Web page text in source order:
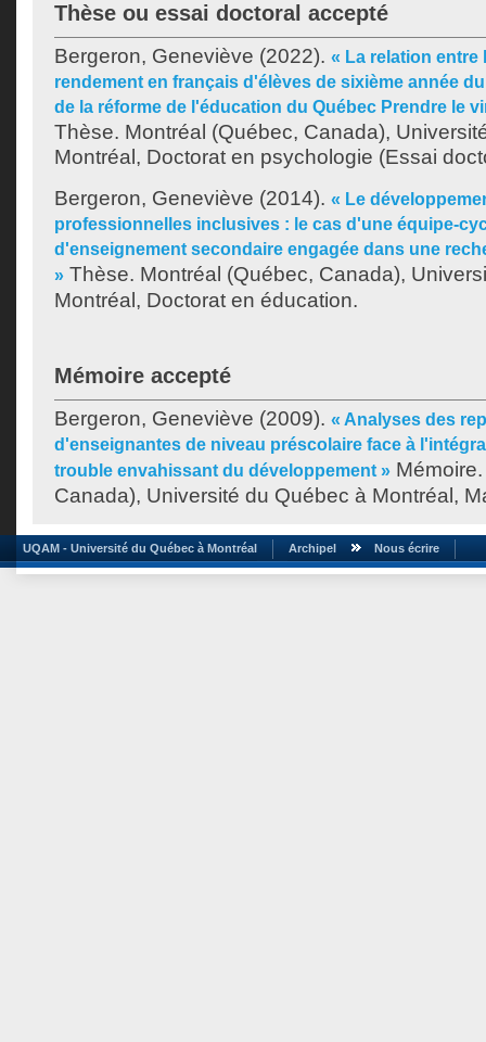
Thèse ou essai doctoral accepté
Bergeron, Geneviève (2022). « La relation entre
rendement en français d'élèves de sixième année
de la réforme de l'éducation du Québec Prendre le
Thèse. Montréal (Québec, Canada),
Montréal, Doctorat en psychologie (Essai
Bergeron, Geneviève (2014). « Le
professionnelles inclusives : le cas d'une équipe-
d'enseignement secondaire engagée dans une
» Thèse. Montréal (Québec, Canada),
Montréal, Doctorat en éducation.
Mémoire accepté
Bergeron, Geneviève (2009). « Analyses des
d'enseignantes de niveau préscolaire face à
trouble envahissant du développement »
Canada), Université du Québec à Montréal,
UQAM - Université du Québec à Montréal Archipel Nous écrire